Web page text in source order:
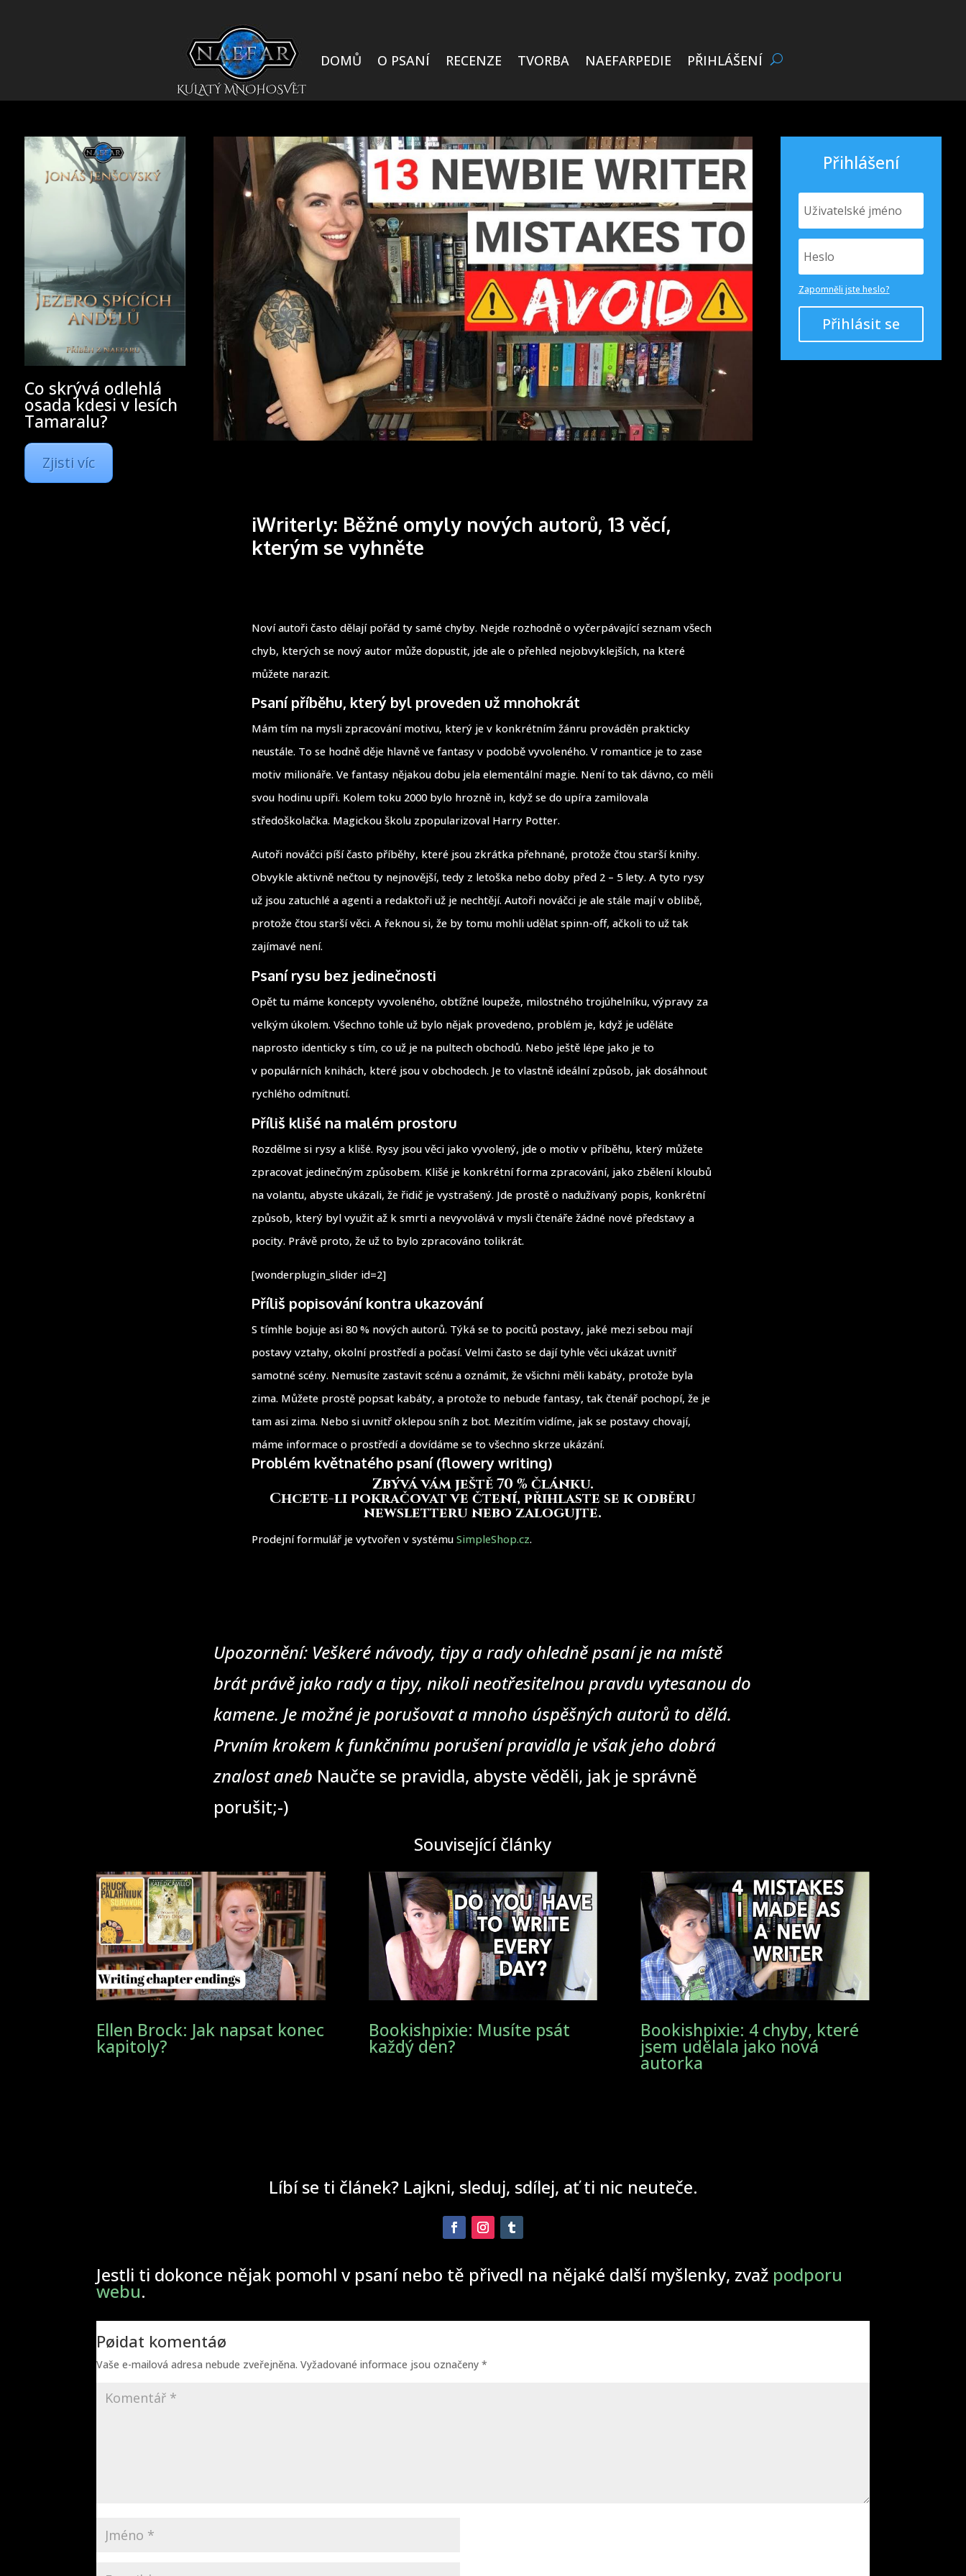
DOMŮ O PSANÍ RECENZE TVORBA NAEFARPEDIE PŘIHLÁŠENÍ
Co skrývá odlehlá
osada kdesi v lesích
Tamaralu?
Zjisti víc
iWriterly: Běžné omyly nových autorů, 13 věcí,
kterým se vyhněte
Noví autoři často dělají pořád ty samé chyby. Nejde rozhodně o vyčerpávající seznam všech
chyb, kterých se nový autor může dopustit, jde ale o přehled nejobvyklejších, na které
můžete narazit.
Psaní příběhu, který byl proveden už mnohokrát
Mám tím na mysli zpracování motivu, který je v konkrétním žánru prováděn prakticky
neustále. To se hodně děje hlavně ve fantasy v podobě vyvoleného. V romantice je to zase
motiv milionáře. Ve fantasy nějakou dobu jela elementální magie. Není to tak dávno, co měli
svou hodinu upíři. Kolem toku 2000 bylo hrozně in, když se do upíra zamilovala
středoškolačka. Magickou školu zpopularizoval Harry Potter.
Autoři nováčci píší často příběhy, které jsou zkrátka přehnané, protože čtou starší knihy.
Obvykle aktivně nečtou ty nejnovější, tedy z letoška nebo doby před 2 – 5 lety. A tyto rysy
už jsou zatuchlé a agenti a redaktoři už je nechtějí. Autoři nováčci je ale stále mají v oblibě,
protože čtou starší věci. A řeknou si, že by tomu mohli udělat spinn-off, ačkoli to už tak
zajímavé není.
Psaní rysu bez jedinečnosti
Opět tu máme koncepty vyvoleného, obtížné loupeže, milostného trojúhelníku, výpravy za
velkým úkolem. Všechno tohle už bylo nějak provedeno, problém je, když je uděláte
naprosto identicky s tím, co už je na pultech obchodů. Nebo ještě lépe jako je to
v populárních knihách, které jsou v obchodech. Je to vlastně ideální způsob, jak dosáhnout
rychlého odmítnutí.
Příliš klišé na malém prostoru
Rozdělme si rysy a klišé. Rysy jsou věci jako vyvolený, jde o motiv v příběhu, který můžete
zpracovat jedinečným způsobem. Klišé je konkrétní forma zpracování, jako zbělení kloubů
na volantu, abyste ukázali, že řidič je vystrašený. Jde prostě o nadužívaný popis, konkrétní
způsob, který byl využit až k smrti a nevyvolává v mysli čtenáře žádné nové představy a
pocity. Právě proto, že už to bylo zpracováno tolikrát.
[wonderplugin_slider id=2]
Příliš popisování kontra ukazování
S tímhle bojuje asi 80 % nových autorů. Týká se to pocitů postavy, jaké mezi sebou mají
postavy vztahy, okolní prostředí a počasí. Velmi často se dají tyhle věci ukázat uvnitř
samotné scény. Nemusíte zastavit scénu a oznámit, že všichni měli kabáty, protože byla
zima. Můžete prostě popsat kabáty, a protože to nebude fantasy, tak čtenář pochopí, že je
tam asi zima. Nebo si uvnitř oklepou sníh z bot. Mezitím vidíme, jak se postavy chovají,
máme informace o prostředí a dovídáme se to všechno skrze ukázání.
Problém květnatého psaní (flowery writing)
Zbývá vám ještě 70 % článku.
Chcete-li pokračovat ve čtení, přihlaste se k odběru
newsletteru nebo zalogujte.
Prodejní formulář je vytvořen v systémuSimpleShop.cz.
Upozornění: Veškeré návody, tipy a rady ohledně psaní je na místě
brát právě jako rady a tipy, nikoli neotřesitelnou pravdu vytesanou do
kamene. Je možné je porušovat a mnoho úspěšných autorů to dělá.
Prvním krokem k funkčnímu porušení pravidla je však jeho dobrá
znalost aneb Naučte se pravidla, abyste věděli, jak je správně
porušit;-)
Související články
Přihlášení
Zapomněli jste heslo?
Přihlásit se
Ellen Brock: Jak napsat konec
kapitoly?
Bookishpixie: Musíte psát
každý den?
Bookishpixie: 4 chyby, které
jsem udělala jako nová
autorka
Líbí se ti článek? Lajkni, sleduj, sdílej, ať ti nic neuteče.
Jestli ti dokonce nějak pomohl v psaní nebo tě přivedl na nějaké další myšlenky, zvaž podporu
webu.
Pøidat komentáø
Vaše e-mailová adresa nebude zveřejněna. Vyžadované informace jsou označeny*